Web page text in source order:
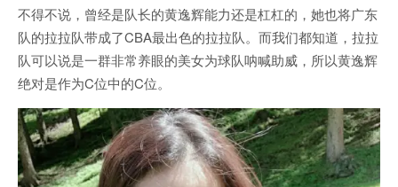
不得不说，曾经是队长的黄逸辉能力还是杠杠的，她也将广东
队的拉拉队带成了CBA最出色的拉拉队。而我们都知道，拉拉
队可以说是一群非常养眼的美女为球队呐喊助威，所以黄逸辉
绝对是作为C位中的C位。